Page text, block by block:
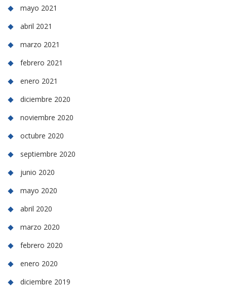
mayo 2021
abril 2021
marzo 2021
febrero 2021
enero 2021
diciembre 2020
noviembre 2020
octubre 2020
septiembre 2020
junio 2020
mayo 2020
abril 2020
marzo 2020
febrero 2020
enero 2020
diciembre 2019